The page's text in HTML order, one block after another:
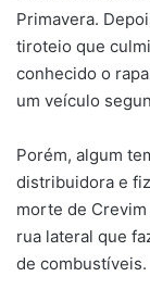
Primavera.
tiroteio que
conhecido o
um veículo
Porém, algum
distribuidora e
morte de
rua lateral que
de combustíveis.